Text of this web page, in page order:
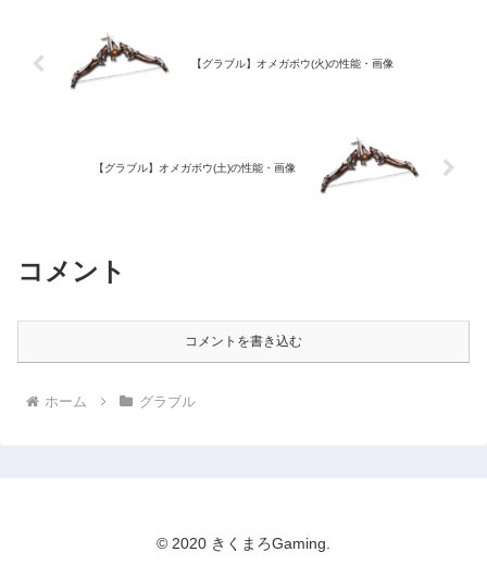
【グラブル】オメガボウ(火)の性能・画像
【グラブル】オメガボウ(土)の性能・画像
コメント
コメントを書き込む
ホーム グラブル
© 2020 きくまろGaming.